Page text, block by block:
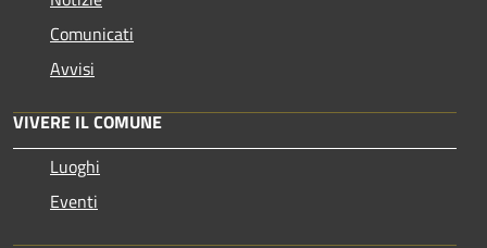
Comunicati
Avvisi
VIVERE IL COMUNE
Luoghi
Eventi